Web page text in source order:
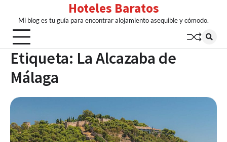
content
Hoteles Baratos
Mi blog es tu guía para encontrar alojamiento asequible y cómodo.
Etiqueta: La Alcazaba de
Málaga